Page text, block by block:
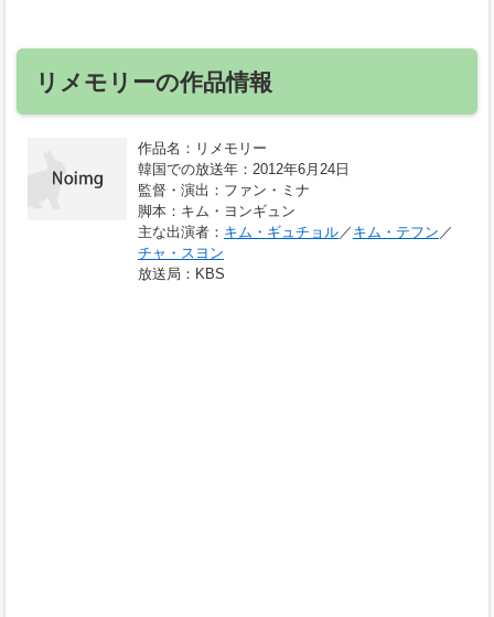
リメモリーの作品情報
作品名 ：リメモリー
韓国での放送年 ：2012年6月24日
監督・演出 ：ファン・ミナ
脚本 ：キム・ヨンギュン
主な出演者 ： キム・ギュチョル／ キム・テフン ／
チャ・スヨン
放送局 ：KBS